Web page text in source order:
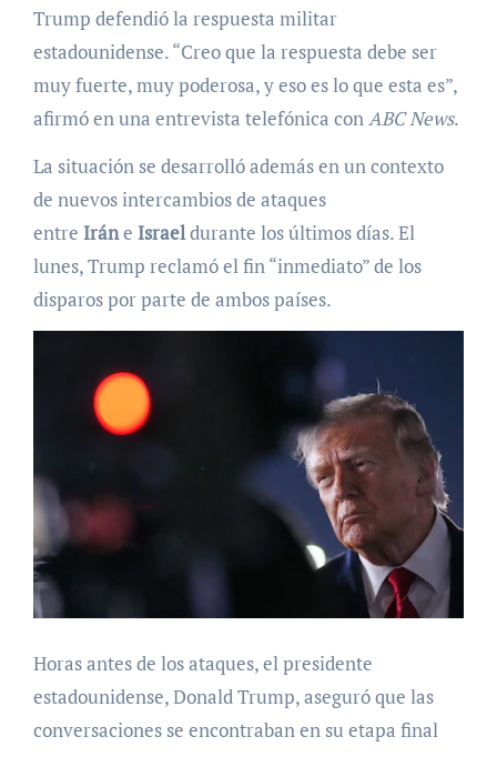
Trump defendió la respuesta militar
estadounidense. “Creo que la respuesta debe ser
muy fuerte, muy poderosa, y eso es lo que esta es”,
afirmó en una entrevista telefónica conABC News.
La situación se desarrolló además en un contexto
de nuevos intercambios de ataques
entre Iráne Israeldurante los últimos días. El
lunes, Trump reclamó el fin “inmediato” de los
disparos por parte de ambos países.
Horas antes de los ataques, el presidente
estadounidense, Donald Trump, aseguró que las
conversaciones se encontraban en su etapa final